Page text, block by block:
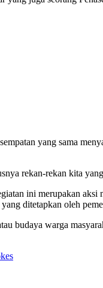
yang sama
rekan-rekan kita
ini merupakan aksi
ditetapkan oleh
budaya warga